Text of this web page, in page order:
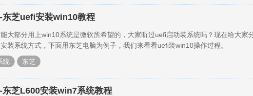
东芝uefi安装win10教程
大部分用上win10系统是微软所希望的，大家听过uefi启动装系统吗？现在给大家
装系统方式，下面用东芝电脑为例子，我们来看看uefi装win10操作过程。
统 东芝
东芝L600安装win7系统教程